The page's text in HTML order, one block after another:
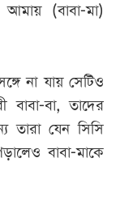
(বাবা-মা)
না যায় সেটিও
বাবা-বা, তাদের
তারা যেন সিসি
বাবা-মাকে